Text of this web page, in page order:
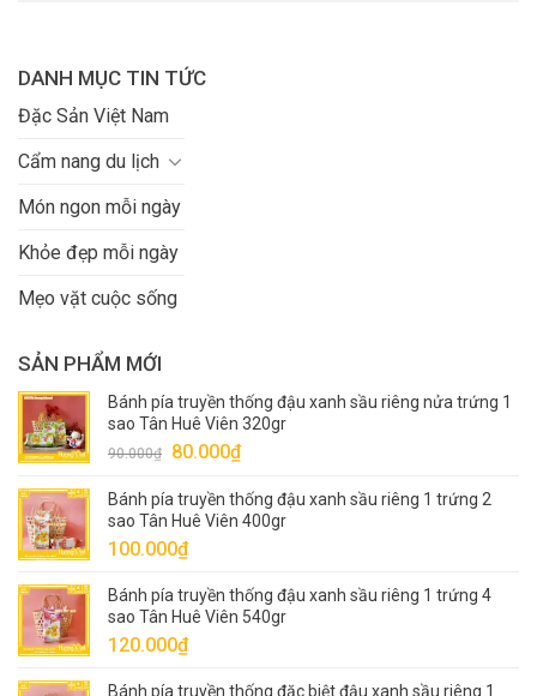
DANH MỤC TIN TỨC
Đặc Sản Việt Nam
Cẩm nang du lịch
Món ngon mỗi ngày
Khỏe đẹp mỗi ngày
Mẹo vặt cuộc sống
SẢN PHẨM MỚI
Bánh pía truyền thống đậu xanh sầu riêng nửa trứng 1
sao Tân Huê Viên 320gr
90.000₫
Giá
là:
90.000₫.
80.000₫Giá
tại
là:
Bánh pía truyền thống đậu xanh sầu riêng 1 trứng 2
sao Tân Huê Viên 400gr
100.000₫
Bánh pía truyền thống đậu xanh sầu riêng 1 trứng 4
sao Tân Huê Viên 540gr
120.000₫
Bánh pía truyền thống đặc biệt đậu xanh sầu riêng 1